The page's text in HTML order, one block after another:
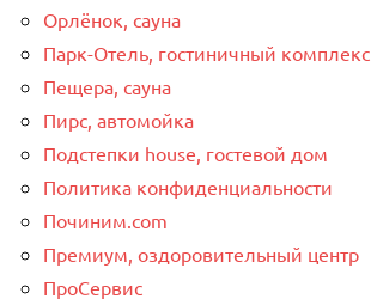
Орлёнок, сауна
Парк-Отель, гостиничный комплекс
Пещера, сауна
Пирс, автомойка
Подстепки house, гостевой дом
Политика конфиденциальности
Починим.com
Премиум, оздоровительный центр
ПроСервис